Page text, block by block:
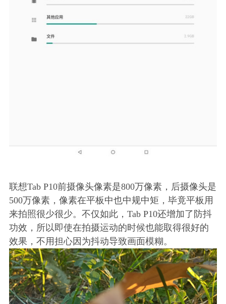
联想Tab P10前摄像头像素是800万像素，后摄像头是
500万像素，像素在平板中也中规中矩，毕竟平板用
来拍照很少很少。不仅如此，Tab P10还增加了防抖
功效，所以即使在拍摄运动的时候也能取得很好的
效果，不用担心因为抖动导致画面模糊。